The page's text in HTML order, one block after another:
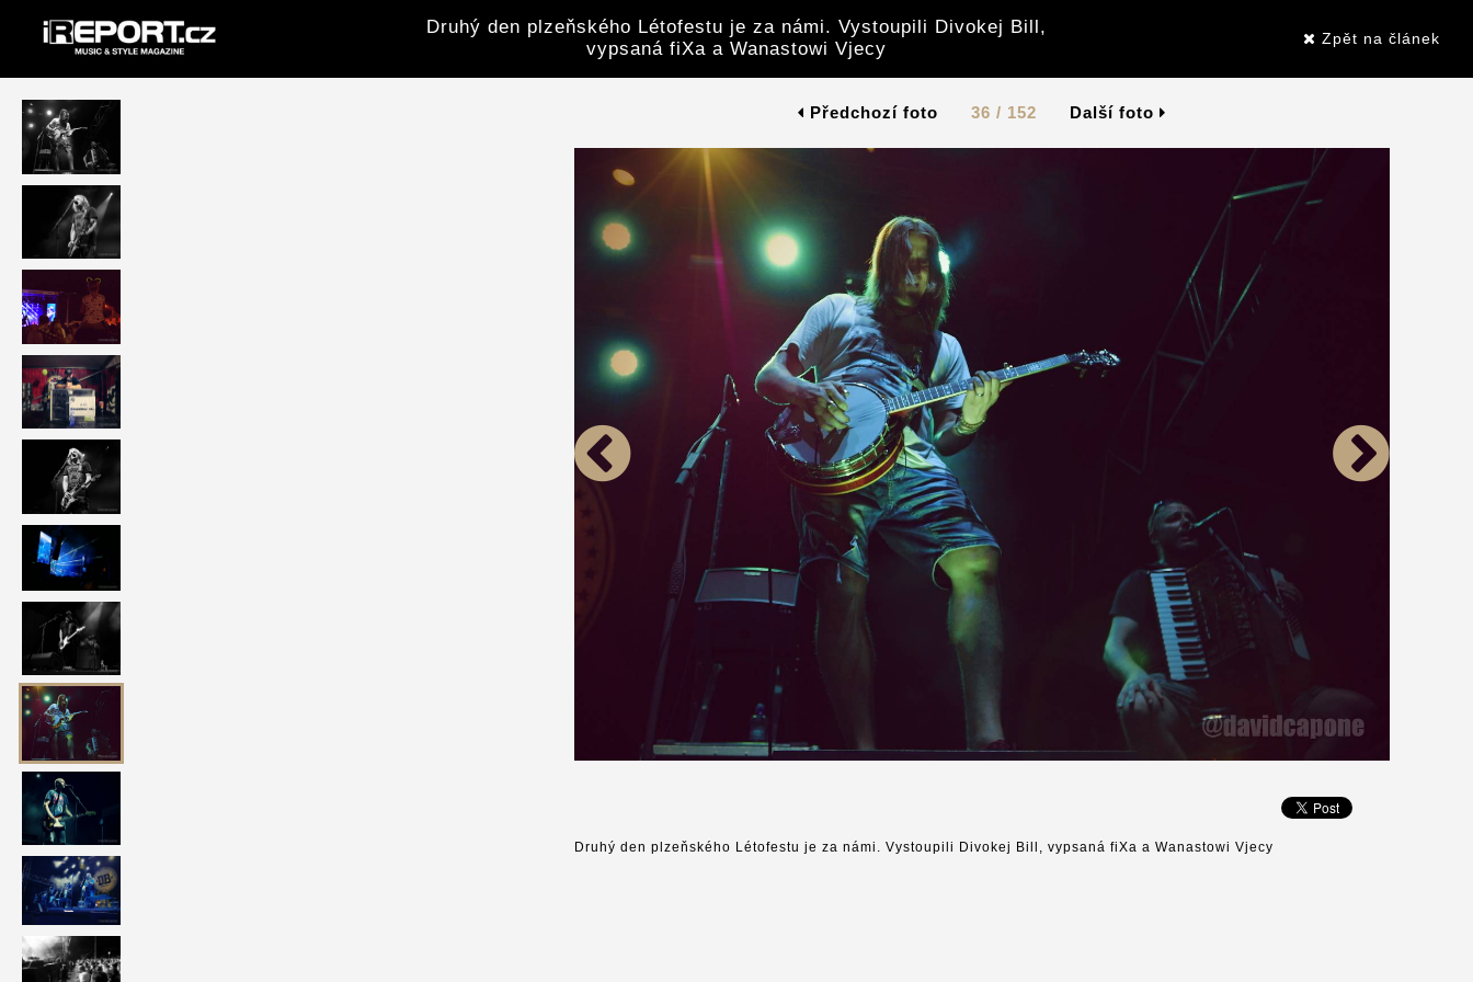
Druhý den plzeňského Létofestu je za námi. Vystoupili Divokej Bill,
vypsaná fiXa a Wanastowi Vjecy
Zpět na článek
Předchozí foto 36 / 152 Další foto
Druhý den plzeňského Létofestu je za námi. Vystoupili Divokej Bill, vypsaná fiXa a Wanastowi Vjecy